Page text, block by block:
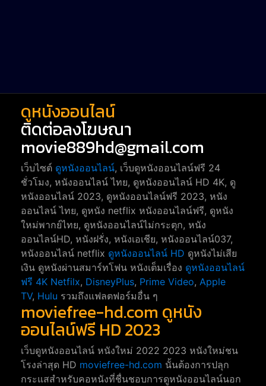
ดูหนังออนไลน์
ติดต่อลงโฆษณา
movie889hd@gmail.com
เว็บไซต์ ดูหนังออนไลน์, เว็บดูหนังออนไลน์ฟรี 24
ชั่วโมง, หนังออนไลน์ ไทย, ดูหนังออนไลน์ HD 4K, ดู
หนังออนไลน์ 2023, ดูหนังออนไลน์ฟรี 2023, หนัง
ออนไลน์ ไทย, ดูหนัง netflix หนังออนไลน์ฟรี, ดูหนัง
ใหม่พากย์ไทย, ดูหนังออนไลน์ไม่กระตุก, หนัง
ออนไลน์HD, หนังฝรั่ง, หนังเอเชีย, หนังออนไลน์037,
หนังออนไลน์ netflix ดูหนังออนไลน์ HD ดูหนังไม่เสีย
เงิน ดูหนังผ่านสมาร์ทโฟน หนังเต็มเรื่อง ดูหนังออนไลน์
ฟรี 4K Netfilx, DisneyPlus, Prime Video, Apple
TV, Hulu รวมถึงแฟลตฟอร์มอื่น ๆ
moviefree-hd.com ดูหนัง
ออนไลน์ฟรี HD 2023
เว็บดูหนังออนไลน์ หนังใหม่ 2022 2023 หนังใหม่ชน
โรงล่าสุด HD moviefree-hd.com นั้นต้องการปลุก
กระแสสำหรับคอหนังที่ชื่นชอบการดูหนังออนไลน์นอก